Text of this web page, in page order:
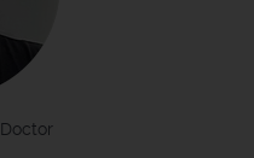
Doctor